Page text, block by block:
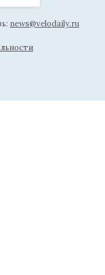
news@velodaily.ru